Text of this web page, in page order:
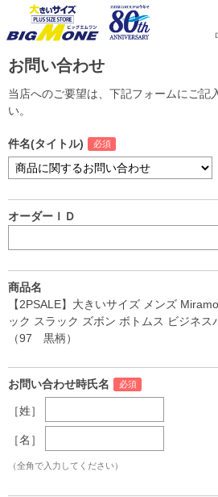
お問い合わせ
当店へのご要望は、下記フォームにご記
い。
件名(タイトル)
オーダーＩＤ
商品名
【2PSALE】大きいサイズ メンズ
ック スラック ズボン ボトムス ビジネス
（97 黒柄）
お問い合わせ時氏名
［姓］
［名］
（全角で入力してください）